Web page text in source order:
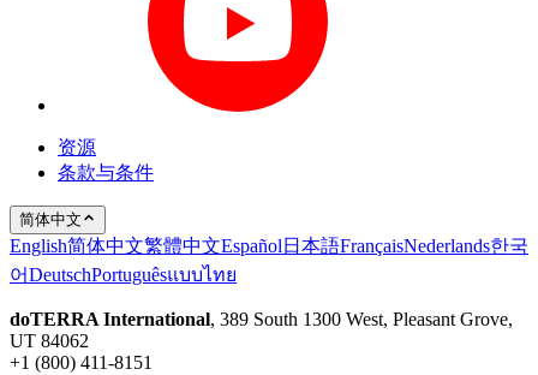
资源
条款与条件
简体中文
English简体中文繁體中文Español 日本語FrançaisNederlands한국
어DeutschPortuguêsแบบไทย
doTERRA International, 389 South 1300 West, Pleasant Grove,
UT 84062
+1 (800) 411-8151